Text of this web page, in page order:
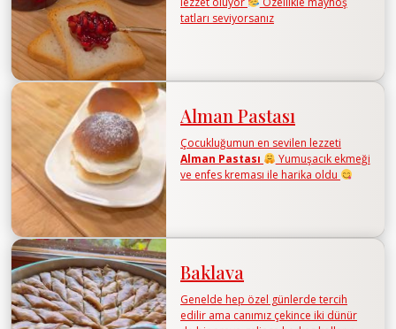
tatları seviyorsanız
Alman Pastası
Çocukluğumun en sevilen lezzeti
Alman Pastası
Yumuşacık ekmeği
ve enfes kreması ile harika oldu
Baklava
Genelde hep özel günlerde tercih
edilir ama canımız çekince iki dünür